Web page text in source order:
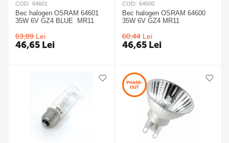
COD: 64601
Bec halogen OSRAM 64601
35W 6V GZ4 BLUE MR11
63,89 Lei
46,65 Lei
COD: 64600
Bec halogen OSRAM 64600
35W 6V GZ4 MR11
60,44 Lei
46,65 Lei